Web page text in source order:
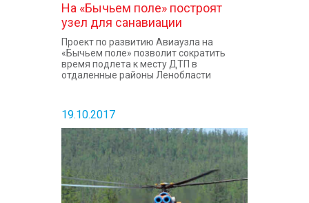
На «Бычьем поле» построят
узел для санавиации
Проект по развитию Авиаузла на
«Бычьем поле» позволит сократить
время подлета к месту ДТП в
отдаленные районы Ленобласти
19.10.2017